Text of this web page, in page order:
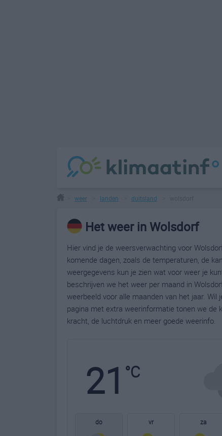
weer landen duitsland
Het weer in Wolsdorf
Hier vind je de weersverwachting voor
komende dagen, zoals de temperaturen, de
weergegevens kun je zien wat voor weer je
beschrijven we het weer per maand in
weerbeeld voor alle maanden van het jaar.
pagina met extra weerinformatie tonen we de
kracht, de luchtdruk en meer goede weerinfo.
21 °C
do vr za